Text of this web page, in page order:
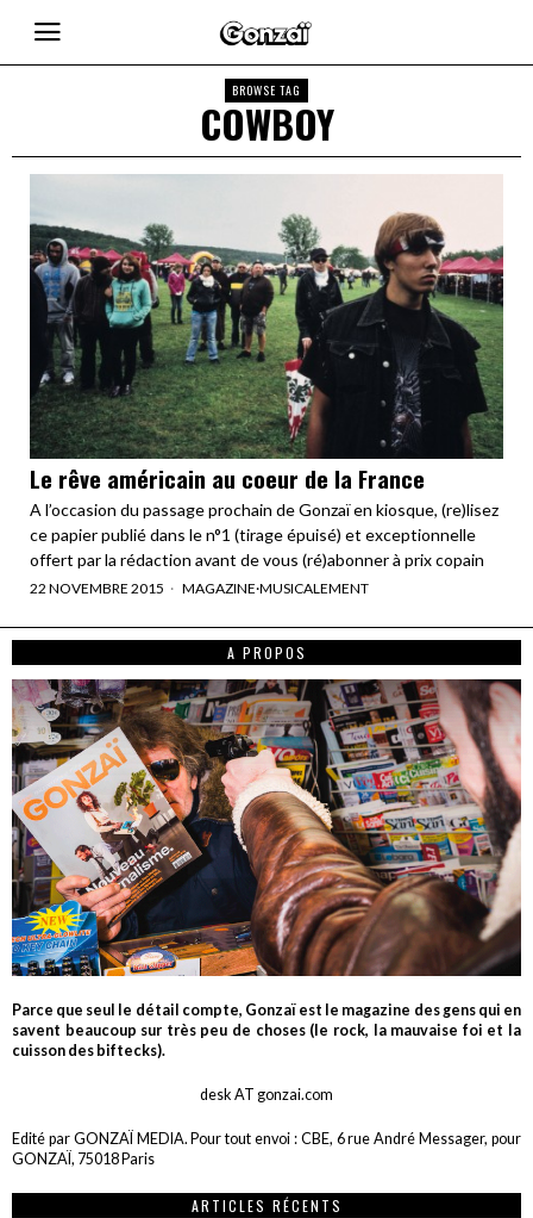
BROWSE TAG
COWBOY
Le rêve américain au coeur de la France
A l’occasion du passage prochain de Gonzaï en kiosque, (re)lisez
ce papier publié dans le n°1 (tirage épuisé) et exceptionnelle
offert par la rédaction avant de vous (ré)abonner à prix copain
22 NOVEMBRE 2015 MAGAZINE·MUSICALEMENT
A PROPOS
Parce que seul le détail compte, Gonzaï est le magazine des gens qui en
savent beaucoup sur très peu de choses (le rock, la mauvaise foi et la
cuisson des biftecks).
desk AT gonzai.com
Edité par GONZAÏ MEDIA. Pour tout envoi : CBE, 6 rue André Messager, pour
GONZAÏ, 75018 Paris
ARTICLES RÉCENTS